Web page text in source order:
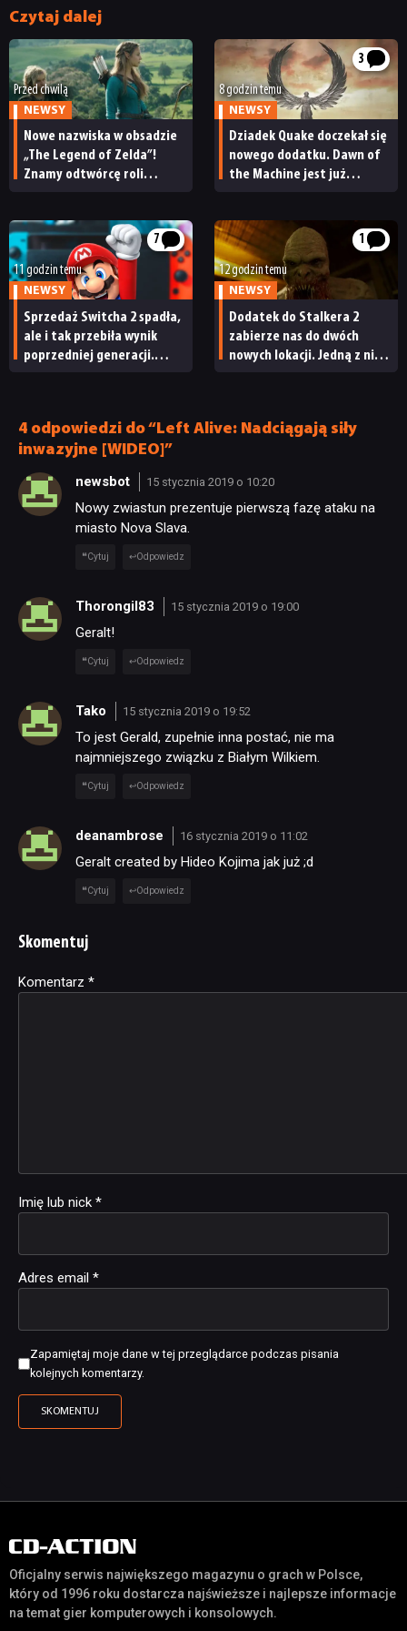
JUŻ GRALIŚMY
SKLEP
Czytaj dalej
Przed chwilą
NEWSY
Nowe nazwiska w obsadzie
„The Legend of Zelda”!
Znamy odtwórcę roli
3
8 godzin temu
NEWSY
Dziadek Quake doczekał się
nowego dodatku. Dawn of
the Machine jest już
7
11 godzin temu
NEWSY
Sprzedaż Switcha 2 spadła,
ale i tak przebiła wynik
poprzedniej generacji.
1
12 godzin temu
NEWSY
Dodatek do Stalkera 2
zabierze nas do dwóch
nowych lokacji. Jedną z nich
4 odpowiedzi do “Left Alive: Nadciągają siły
inwazyjne [WIDEO]”
newsbot 15 stycznia 2019 o 10:20
Nowy zwiastun prezentuje pierwszą fazę ataku na
miasto Nova Slava.
Cytuj Odpowiedz
Thorongil83 15 stycznia 2019 o 19:00
Geralt!
Cytuj Odpowiedz
Tako 15 stycznia 2019 o 19:52
To jest Gerald, zupełnie inna postać, nie ma
najmniejszego związku z Białym Wilkiem.
Cytuj Odpowiedz
deanambrose 16 stycznia 2019 o 11:02
Geralt created by Hideo Kojima jak już ;d
Cytuj Odpowiedz
Skomentuj
Komentarz *
Imię lub nick *
Adres email *
Zapamiętaj moje dane w tej przeglądarce podczas pisania
kolejnych komentarzy.
Alternative:
Oficjalny serwis największego magazynu o grach w Polsce,
który od 1996 roku dostarcza najświeższe i najlepsze informacje
na temat gier komputerowych i konsolowych.